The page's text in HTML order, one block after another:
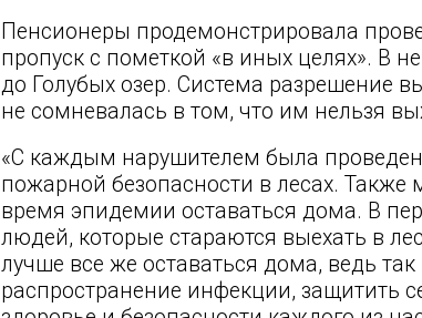
Пенсионеры продемонстрировала
пропуск с пометкой «в иных целях». В
до Голубых озер. Система разрешение
не сомневалась в том, что им нельзя
«С каждым нарушителем была
пожарной безопасности в лесах.
время эпидемии оставаться дома. В
людей, которые стараются выехать в
лучше все же оставаться дома, ведь
распространение инфекции, защитить